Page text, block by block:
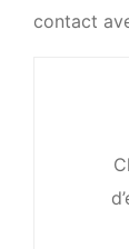
contact